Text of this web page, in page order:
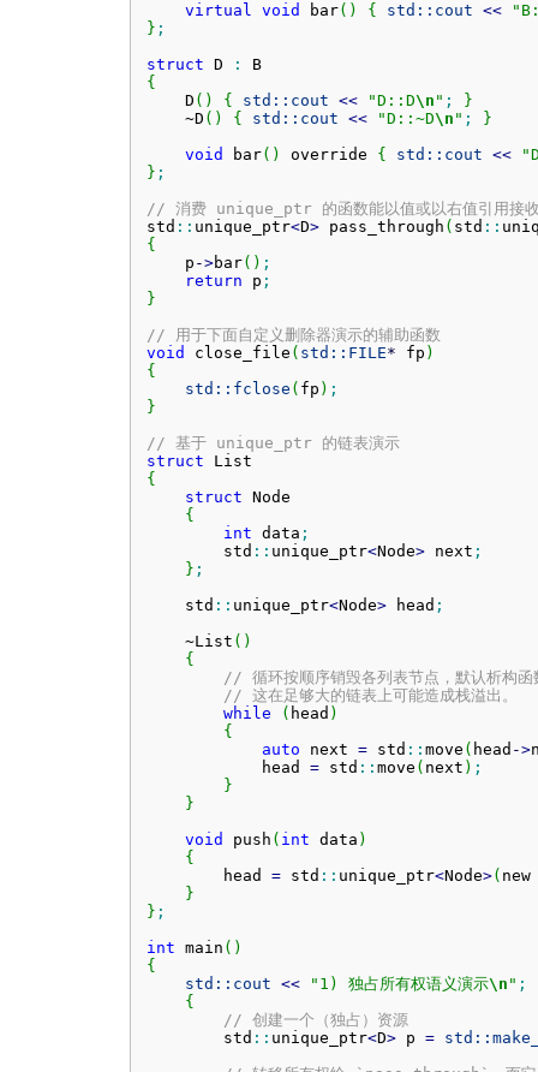
virtual void bar( ) { std:: cout <<
} ;
struct D :
B
{
    D
( ) { std:: cout << "D::D\n " ;
}
    ~D
( ) { std:: cout << "D::~D\n " ;
}
void
bar( ) override { std:: cout <<
} ;
// 消费 unique_ptr 的函数能以值或以右值引用接
std :: unique_ptr<D> pass_through ( std ::
{
    p
->bar( ) ;
return p ;
}
// 用于下面自定义删除器演示的辅助函数
void
close_file ( std:: FILE* fp )
{
std:: fclose ( fp ) ;
}
// 基于 unique_ptr 的链表演示
struct
{
struct Node
{
int data ;
        std
:: unique_ptr<Node> next ;
} ;
    std
:: unique_ptr<Node> head ;
    ~List
( )
{
// 循环按顺序销毁各列表节点，默认析构
// 这在足够大的链表上可能造成栈溢出。
while
( head )
{
auto next = std :: move ( head ->
            head
= std :: move ( next ) ;
}
}
void
push ( int data )
{
        head
= std :: unique_ptr<Node>( new
}
} ;
int main ( )
{
std:: cout << "1) 独占所有权语义演示\n " ;
{
// 创建一个（独占）资源
        std
:: unique_ptr<D> p = std::